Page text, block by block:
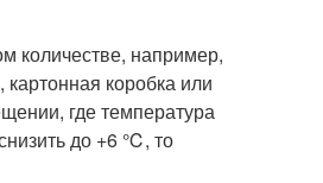
количестве, например,
коробка или
где температура
до +6 ℃, то